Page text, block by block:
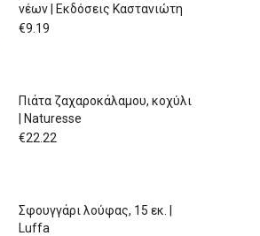
νέων | Εκδόσεις Καστανιώτη
€9.19
Πιάτα ζαχαροκάλαμου, κοχύλι
| Naturesse
€22.22
Σφουγγάρι λούφας, 15 εκ. |
Luffa